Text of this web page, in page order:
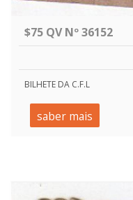
$75 QV Nº 36152
BILHETE DA C.F.L
saber mais